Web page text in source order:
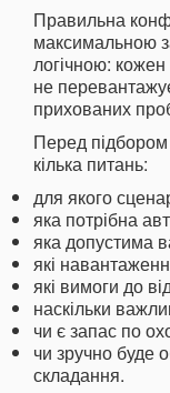
Правильна
максимальною
логічною: кожен
не
прихованих
Перед підбором
кілька питань:
для якого
яка потрібна
яка допустима
які
які вимоги до
наскільки
чи є запас по
чи зручно буде
складання.